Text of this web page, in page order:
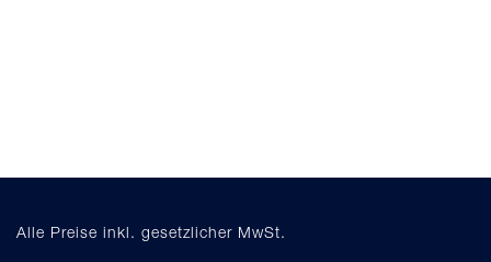
Alle Preise inkl. gesetzlicher MwSt.